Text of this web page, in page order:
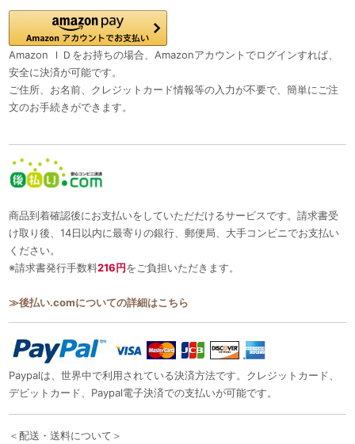
Amazon ＩＤをお持ちの場合、Amazonアカウントでログインすれば、
安全に決済が可能です。
ご住所、お名前、クレジットカード情報等の入力が不要で、簡単にご注
文のお手続きができます。
商品到着確認後にお支払いをしていただだけるサービスです。請求書受
け取り後、14日以内に最寄りの銀行、郵便局、大手コンビニでお支払い
ください。
※請求書発行手数料216円をご負担いただきます。
≫後払い.comについての詳細はこちら
Paypalは、世界中で利用されている決済方法です。クレジットカード、
デビットカード、Paypal電子決済での支払いが可能です。
＜配送・送料について＞